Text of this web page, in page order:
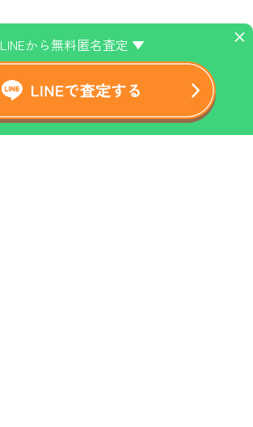
LINEから無料匿名査定 ▼ ×